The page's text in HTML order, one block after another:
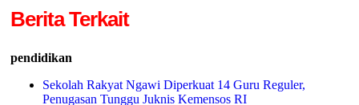
Berita Terkait
pendidikan
Sekolah Rakyat Ngawi Diperkuat 14 Guru Reguler,
Penugasan Tunggu Juknis Kemensos RI